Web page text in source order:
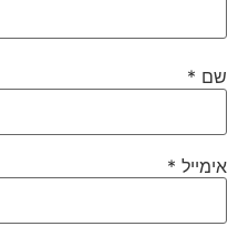
שם *
אימייל *